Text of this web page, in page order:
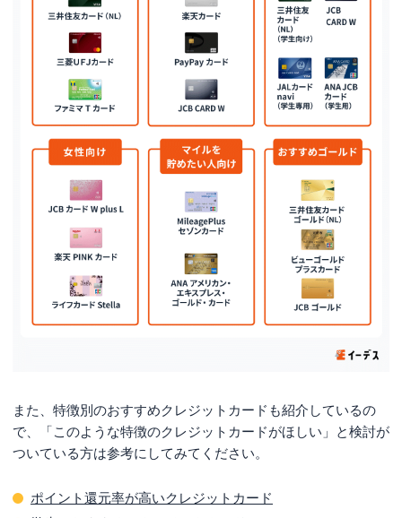
また、特徴別のおすすめクレジットカードも紹介しているの
で、「このような特徴のクレジットカードがほしい」と検討が
ついている方は参考にしてみてください。
ポイント還元率が高いクレジットカード